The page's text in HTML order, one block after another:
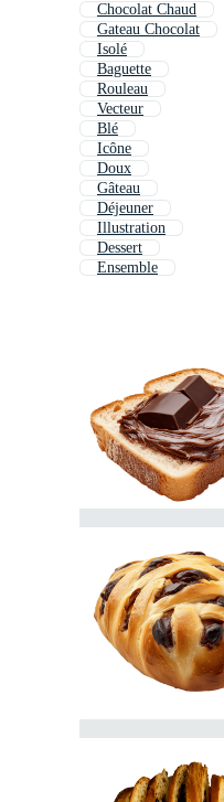
Chocolat Chaud
Gateau Chocolat
Isolé
Baguette
Rouleau
Vecteur
Blé
Icône
Doux
Gâteau
Déjeuner
Illustration
Dessert
Ensemble